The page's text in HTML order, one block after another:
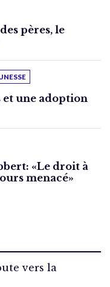
pères, le
et une adoption
«Le droit à
menacé»
vers la